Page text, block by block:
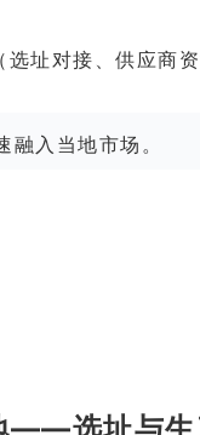
址对接、供应商资
入当地市场。
——选址与生